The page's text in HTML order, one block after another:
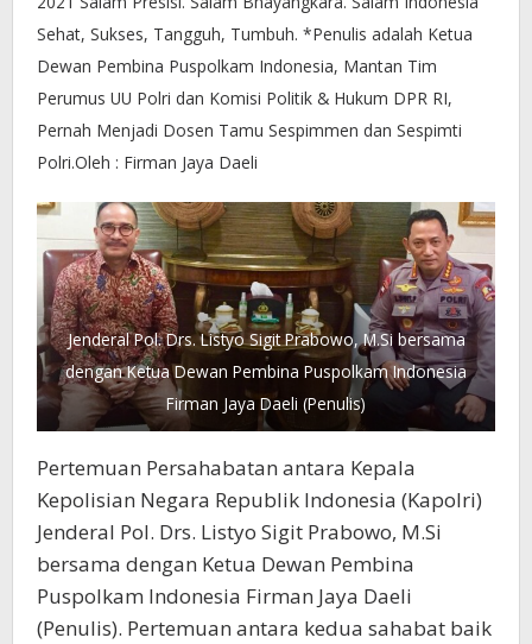
Sehat, Sukses, Tangguh, Tumbuh. *Penulis adalah Ketua
Dewan Pembina Puspolkam Indonesia, Mantan Tim
Perumus UU Polri dan Komisi Politik & Hukum DPR RI,
Pernah Menjadi Dosen Tamu Sespimmen dan Sespimti
Polri.Oleh : Firman Jaya Daeli
Jenderal Pol. Drs. Listyo Sigit Prabowo, M.Si bersama
dengan Ketua Dewan Pembina Puspolkam Indonesia
Firman Jaya Daeli (Penulis)
Pertemuan Persahabatan antara Kepala
Kepolisian Negara Republik Indonesia (Kapolri)
Jenderal Pol. Drs. Listyo Sigit Prabowo, M.Si
bersama dengan Ketua Dewan Pembina
Puspolkam Indonesia Firman Jaya Daeli
(Penulis). Pertemuan antara kedua sahabat baik